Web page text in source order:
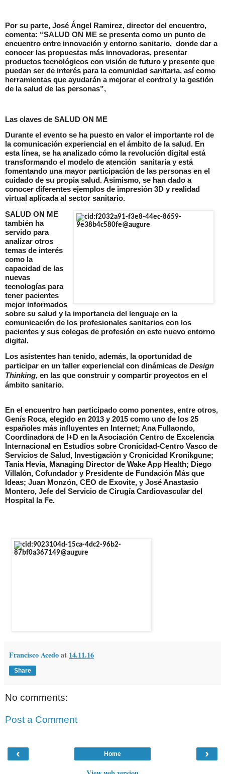
Por su parte, José Ángel Ramirez, director del encuentro,
comenta: “SALUD ON ME se presenta como un punto de
encuentro entre innovación y entorno sanitario, donde dar a
conocer las propuestas más innovadoras, presentar
productos tecnológicos con visión de futuro y presente que
puedan ser de interés para la comunidad sanitaria, así como
herramientas que ayudarán a mejorar el control y la gestión
de la salud de las personas”,
Las claves de SALUD ON ME
Durante el evento se ha puesto en valor el importante rol de
la comunicación experiencial en el ámbito de la salud. En
esta línea, se ha analizado cómo la revolución digital está
transformando el modelo de atención sanitaria y está
fomentando una mayor participación de las personas en el
cuidado de su propia salud. Asimismo, se han dado a
conocer diferentes ejemplos de impresión 3D y realidad
virtual aplicada al sector sanitario.
SALUD ON ME
también ha
servido para
analizar otros
temas de interés
como la
capacidad de las
nuevas
tecnologías para
tener pacientes
mejor informados
sobre su salud y la importancia del lenguaje en la
comunicación de los profesionales sanitarios con los
pacientes y sus colegas de profesión en este nuevo entorno
digital.
Los asistentes han tenido, además, la oportunidad de
participar en un taller experiencial con dinámicas de Design
Thinking, en las que construir y compartir proyectos en el
ámbito sanitario.
En el encuentro han participado como ponentes, entre otros,
Genís Roca, elegido en 2013 y 2015 como uno de los 25
españoles más influyentes en Internet; Ana Fullaondo,
Coordinadora de I+D en la Asociación Centro de Excelencia
Internacional en Estudios sobre Cronicidad-Centro Vasco de
Servicios de Salud, Investigación y Cronicidad Kronikgune;
Tania Hevia, Managing Director de Wake App Health; Diego
Villalón, Cofundador y Presidente de Fundación Más que
Ideas; Juan Monzón, CEO de Exovite, y José Anastasio
Montero, Jefe del Servicio de Cirugía Cardiovascular del
Hospital la Fe.
Francisco Acedoat 14.11.16
Share
No comments:
Post a Comment
‹ ›
Home